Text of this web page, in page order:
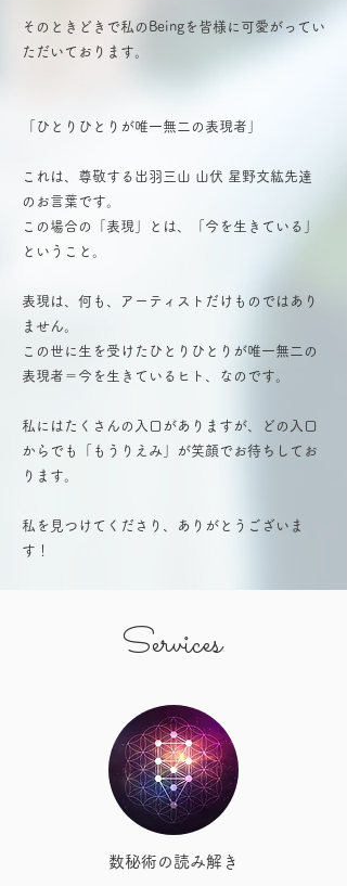
そのときどきで私のBeingを皆様に可愛がってい
ただいております。
「ひとりひとりが唯一無二の表現者」
これは、尊敬する出羽三山 山伏 星野文紘先達
のお言葉です。
この場合の「表現」とは、「今を生きている」
ということ。
表現は、何も、アーティストだけものではあり
ません。
この世に生を受けたひとりひとりが唯一無二の
表現者＝今を生きているヒト、なのです。
私にはたくさんの入口がありますが、どの入口
からでも「もうりえみ」が笑顔でお待ちしてお
ります。
私を見つけてくださり、ありがとうございま
す！
Services.
数秘術の読み解き